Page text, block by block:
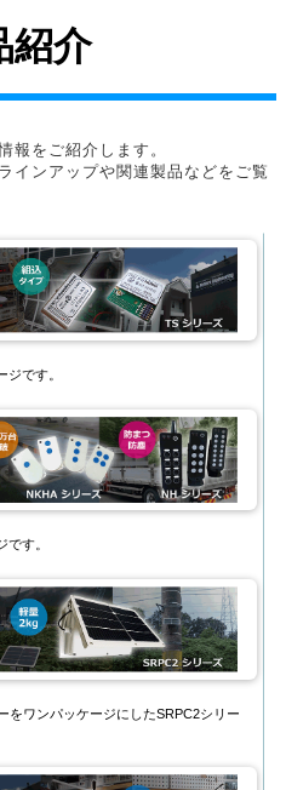
紹介
報をご紹介します。
インアップや関連製品などをご覧
です。
す。
ワンパッケージにしたSRPC2シリー